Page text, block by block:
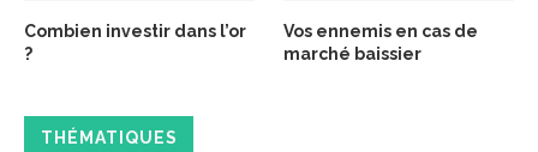
Combien investir dans l’or
?
Vos ennemis en cas de
marché baissier
THÉMATIQUES